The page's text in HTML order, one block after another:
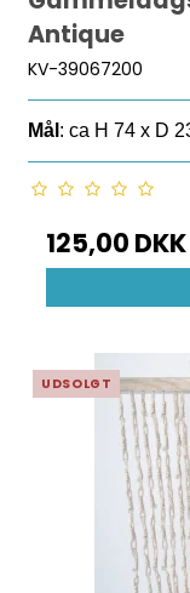
Antique
KV-39067200
Mål : ca H 74 x D
125,00 DKK
UDSOLGT